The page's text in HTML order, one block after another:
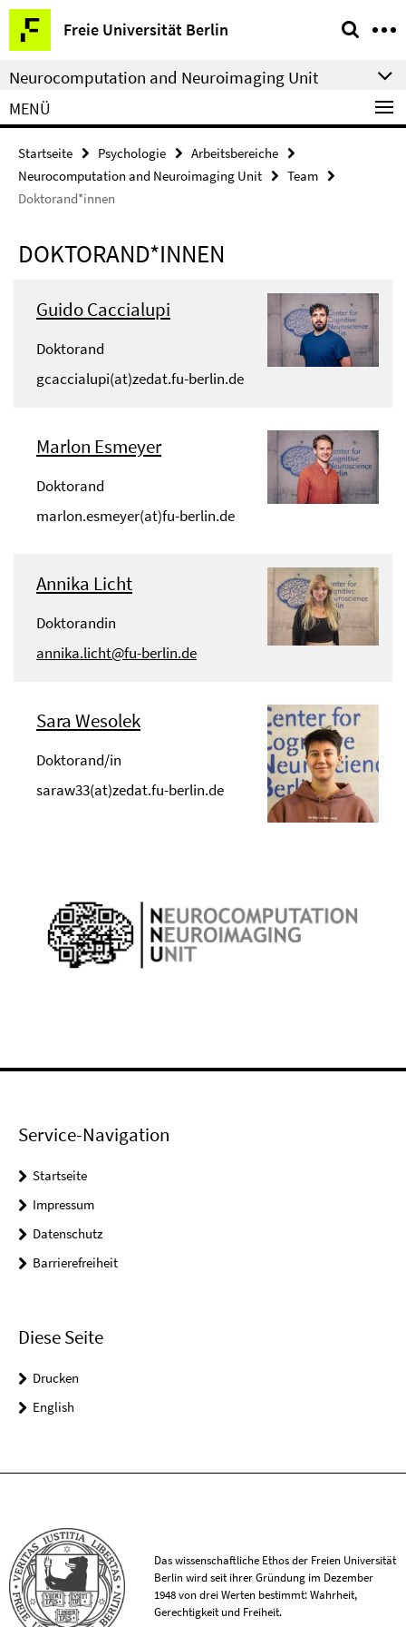
Springe
direkt
zu
Inhalt
Freie Universität Berlin
Service-
Navigation
Neurocomputation and Neuroimaging Unit
MENÜ
Startseite Psychologie
Arbeitsbereiche
Neurocomputation and Neuroimaging Unit
Team
Doktorand*innen
DOKTORAND*INNEN
Guido Caccialupi
Doktorand
gcaccialupi(at)zedat.fu-berlin.de
Marlon Esmeyer
Doktorand
marlon.esmeyer(at)fu-berlin.de
Annika Licht
Doktorandin
annika.licht@fu-berlin.de
Sara Wesolek
Doktorand/in
saraw33(at)zedat.fu-berlin.de
Service-Navigation
Startseite
Impressum
Datenschutz
Barrierefreiheit
Diese Seite
Drucken
English
Das wissenschaftliche Ethos der Freien Universität
Berlin wird seit ihrer Gründung im Dezember
1948 von drei Werten bestimmt: Wahrheit,
Gerechtigkeit und Freiheit.